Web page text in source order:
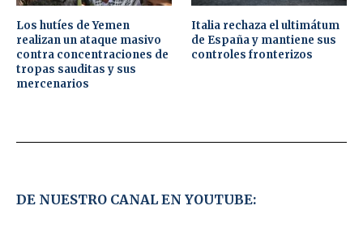
Los hutíes de Yemen
realizan un ataque masivo
contra concentraciones de
tropas sauditas y sus
mercenarios
Italia rechaza el ultimátum
de España y mantiene sus
controles fronterizos
DE NUESTRO CANAL EN YOUTUBE: